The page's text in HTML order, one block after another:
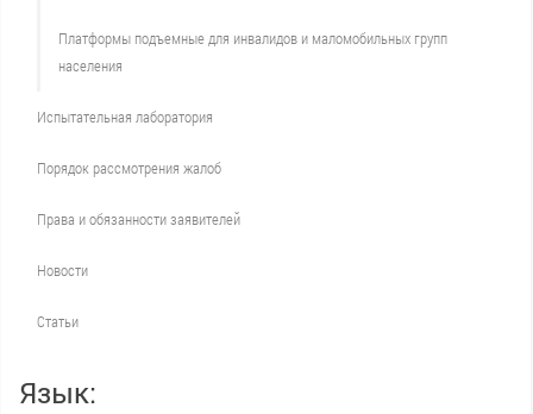
Платформы подъемные для инвалидов и маломобильных групп
населения
Испытательная лаборатория
Порядок рассмотрения жалоб
Права и обязанности заявителей
Новости
Статьи
Язык: